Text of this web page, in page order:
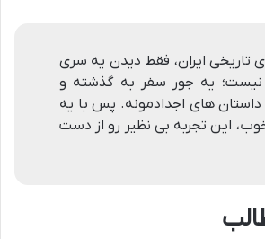
تاریخی ایران، فقط دیدن یه سری
نیست؛ یه جور سفر به گذشته و
های اجدادمونه. پس با یه
این تجربه بی نظیر رو از دست